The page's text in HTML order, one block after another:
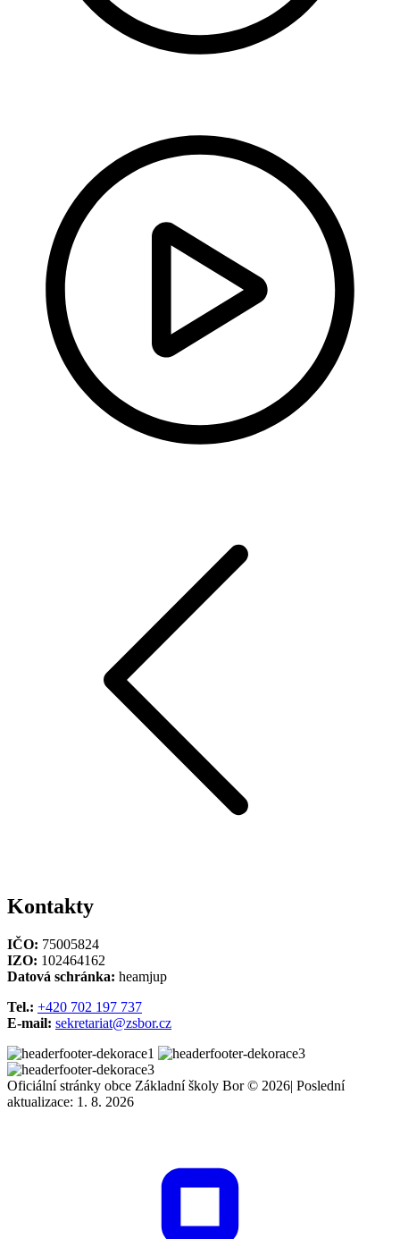
Kontakty
IČO: 75005824
IZO: 102464162
Datová schránka: heamjup
Tel.: +420 702 197 737
E-mail: sekretariat@zsbor.cz
Oficiální stránky obce Základní školy Bor © 2026| Poslední
aktualizace: 1. 8. 2026